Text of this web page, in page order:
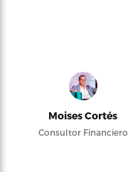
Moises Cortés
Consultor Financiero